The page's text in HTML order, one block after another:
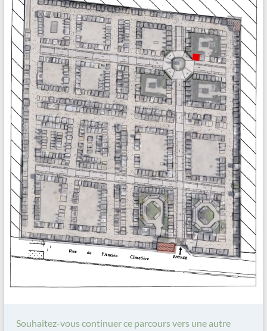
Souhaitez-vous continuer ce parcours vers une autre